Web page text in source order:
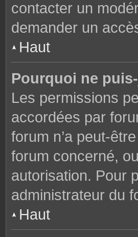
contacter un
demander un
Haut
Pourquoi ne
Les permissions
accordées par
forum n’a peut-
forum concerné,
autorisation. Pour
administrateur du
Haut